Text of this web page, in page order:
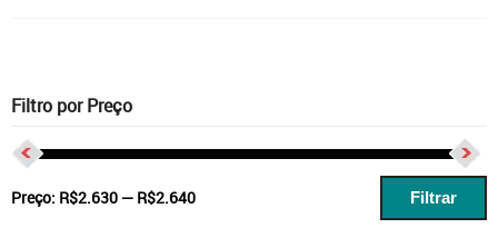
Filtro por Preço
Filtrar
Preço: R$2.630 — R$2.640